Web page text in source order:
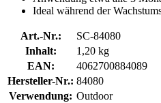
Ideal während der
Art.-Nr.:
SC-84080
Inhalt:
1,20 kg
EAN:
4062700884089
Hersteller-Nr.: 84080
Verwendung: Outdoor